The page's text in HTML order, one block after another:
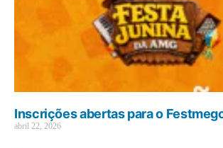
Inscrições abertas para o
abril 22, 2026